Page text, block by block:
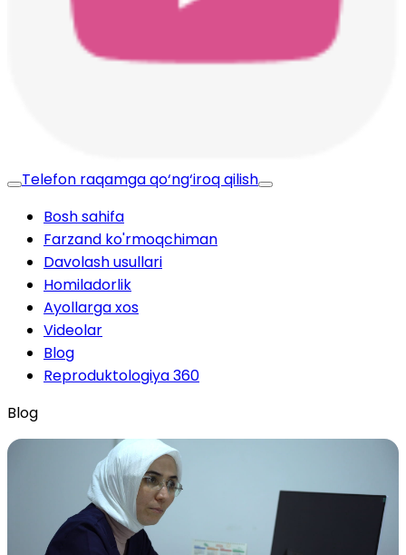
Telefon raqamga qo‘ng‘iroq qilish
Bosh sahifa
Farzand ko'rmoqchiman
Davolash usullari
Homiladorlik
Ayollarga xos
Videolar
Blog
Reproduktologiya 360
Blog